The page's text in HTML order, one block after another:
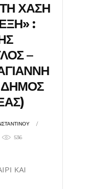
ΧΑΣΗ
:
–
ΔΗΜΟΣ
536
ΚΑΙ